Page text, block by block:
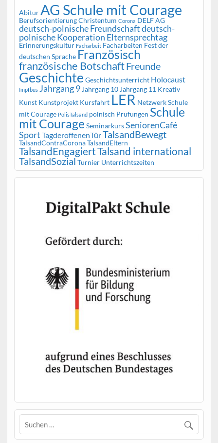
Abitur AG Schule mit Courage
BerufsorientierungChristentum Corona DELF AG
deutsch-polnische Freundschaftdeutsch-
polnische Kooperation Elternsprechtag
Erinnerungskultur Facharbeit Facharbeiten Fest der
deutschen Sprache Französisch
französische BotschaftFreunde
Geschichte Geschichtsunterricht Holocaust
Impfbus Jahrgang 9 Jahrgang 10 Jahrgang 11 Kreativ
Kunst Kunstprojekt Kursfahrt LER Netzwerk Schule
mit Courage PolisTalsand polnisch Prüfungen Schule
mit Courage SeminarkursSeniorenCafé
Sport TagderoffenenTürTalsandBewegt
TalsandContraCoronaTalsandEltern
TalsandEngagiertTalsand international
TalsandSozial Turnier Unterrichtszeiten